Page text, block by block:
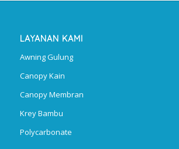
LAYANAN KAMI
Awning Gulung
Canopy Kain
Canopy Membran
Krey Bambu
Polycarbonate